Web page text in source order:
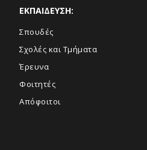
ΕΚΠΑΙΔΕΥΣΗ:
Σπουδές
Σχολές και Τμήματα
Έρευνα
Φοιτητές
Απόφοιτοι